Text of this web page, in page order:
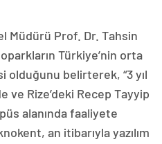
Müdürü Prof. Dr. Tahsin
Türkiye’nin orta
olduğunu belirterek, “3 yıl
ve Rize’deki Recep Tayyip
alanında faaliyete
an itibarıyla yazılım